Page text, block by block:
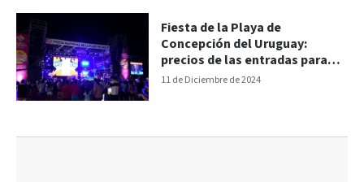
11 de Diciembre de 2024
Fiesta de la Playa de
Concepción del Uruguay:
precios de las entradas para
cada día